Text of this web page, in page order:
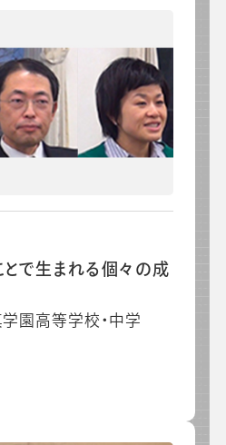
で生まれる個々の成
園高等学校・中学